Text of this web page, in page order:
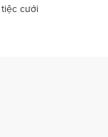
cưới